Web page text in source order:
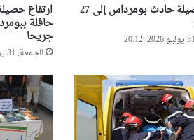
ارتفاع حصيلة حادث بومرداس إلى 27 ارتفاع
جريحا
الجمعة, 31 يوليو 2026, 13:14